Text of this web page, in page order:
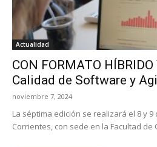
Actualidad
CON FORMATO
Calidad de Software y
noviembre 7, 2024
La séptima edición se realizará el 8 y
Corrientes, con sede en la Facultad de